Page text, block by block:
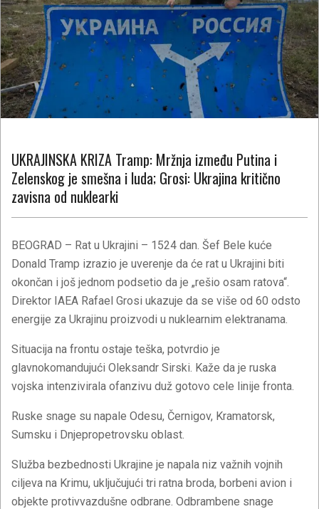
UKRAJINSKA KRIZA Tramp: Mržnja između Putina i
Zelenskog je smešna i luda; Grosi: Ukrajina kritično
zavisna od nuklearki
BEOGRAD – Rat u Ukrajini – 1524 dan. Šef Bele kuće
Donald Tramp izrazio je uverenje da će rat u Ukrajini biti
okončan i još jednom podsetio da je „rešio osam ratova“.
Direktor IAEA Rafael Grosi ukazuje da se više od 60 odsto
energije za Ukrajinu proizvodi u nuklearnim elektranama.
Situacija na frontu ostaje teška, potvrdio je
glavnokomandujući Oleksandr Sirski. Kaže da je ruska
vojska intenzivirala ofanzivu duž gotovo cele linije fronta.
Ruske snage su napale Odesu, Černigov, Kramatorsk,
Sumsku i Dnjepropetrovsku oblast.
Služba bezbednosti Ukrajine je napala niz važnih vojnih
ciljeva na Krimu, uključujući tri ratna broda, borbeni avion i
objekte protivvazdušne odbrane. Odbrambene snage